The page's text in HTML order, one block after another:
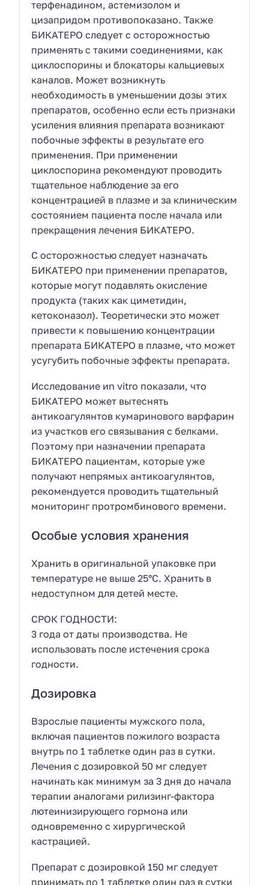
терфенадином, астемизолом и
цизапридом противопоказано. Также
БИКАТЕРО следует с осторожностью
применять с такими соединениями, как
циклоспорины и блокаторы кальциевых
каналов. Может возникнуть
необходимость в уменьшении дозы этих
препаратов, особенно если есть признаки
усиления влияния препарата возникают
побочные эффекты в результате его
применения. При применении
циклоспорина рекомендуют проводить
тщательное наблюдение за его
концентрацией в плазме и за клиническим
состоянием пациента после начала или
прекращения лечения БИКАТЕРО.
С осторожностью следует назначать
БИКАТЕРО при применении препаратов,
которые могут подавлять окисление
продукта (таких как циметидин,
кетоконазол). Теоретически это может
привести к повышению концентрации
препарата БИКАТЕРО в плазме, что может
усугубить побочные эффекты препарата.
Исследование иn vitro показали, что
БИКАТЕРО может вытеснять
антикоагулянтов кумаринового варфарин
из участков его связывания с белками.
Поэтому при назначении препарата
БИКАТЕРО пациентам, которые уже
получают непрямых антикоагулянтов,
рекомендуется проводить тщательный
мониторинг протромбинового времени.
Особые условия хранения
Хранить в оригинальной упаковке при
температуре не выше 25°С. Хранить в
недоступном для детей месте.
СРОК ГОДНОСТИ:
3 года от даты производства. Не
использовать после истечения срока
годности.
Дозировка
Взрослые пациенты мужского пола,
включая пациентов пожилого возраста
внутрь по 1 таблетке один раз в сутки.
Лечения с дозировкой 50 мг следует
начинать как минимум за 3 дня до начала
терапии аналогами рилизинг-фактора
лютеинизирующего гормона или
одновременно с хирургической
кастрацией.
Препарат с дозировкой 150 мг следует
принимать по 1 таблетке один раз в сутки